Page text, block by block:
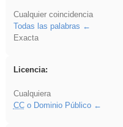
Cualquier coincidencia
Todas las palabras
Exacta
Licencia:
Cualquiera
CCo Dominio Público